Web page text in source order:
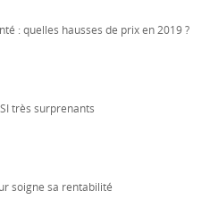
: quelles hausses de prix en 2019 ?
très surprenants
soigne sa rentabilité